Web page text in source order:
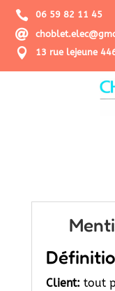
 06 59 82 11 45

 13 rue lejeune
Client: tout